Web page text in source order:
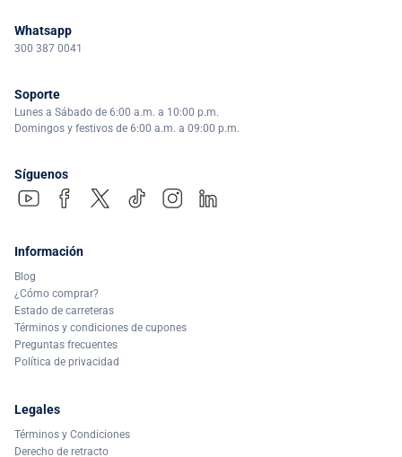
Whatsapp
300 387 0041
Soporte
Lunes a Sábado de 6:00 a.m. a 10:00 p.m.
Domingos y festivos de 6:00 a.m. a 09:00 p.m.
Síguenos
Información
Blog
¿Cómo comprar?
Estado de carreteras
Términos y condiciones de cupones
Preguntas frecuentes
Política de privacidad
Legales
Términos y Condiciones
Derecho de retracto